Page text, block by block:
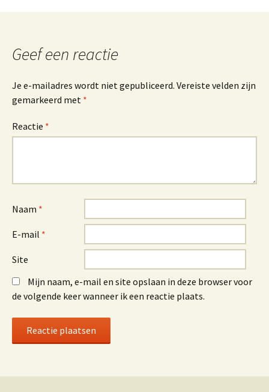
Geef een reactie
Je e-mailadres wordt niet gepubliceerd. Vereiste velden zijn
gemarkeerd met *
Reactie *
Naam *
E-mail *
Site
Mijn naam, e-mail en site opslaan in deze browser voor
de volgende keer wanneer ik een reactie plaats.